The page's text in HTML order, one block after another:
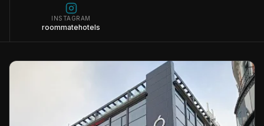
INSTAGRAM
roommatehotels